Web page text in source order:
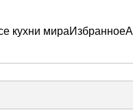
кухни мираИзбранное